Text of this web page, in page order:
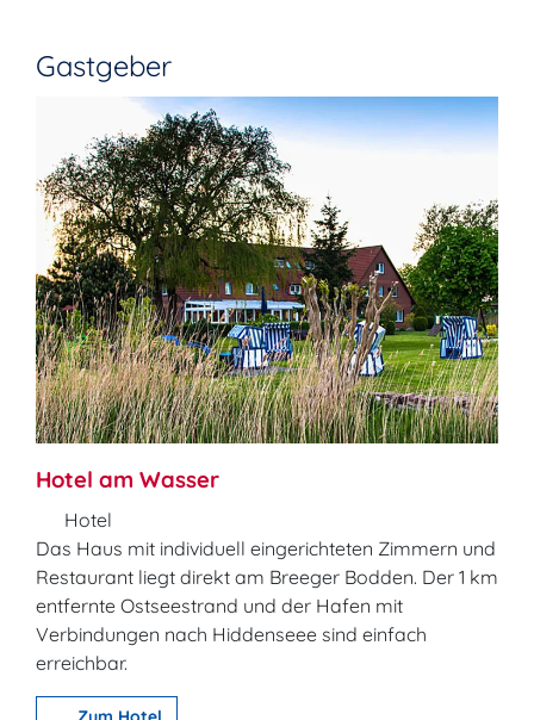
Gastgeber
Hotel am Wasser
Hotel
Das Haus mit individuell eingerichteten Zimmern und
Restaurant liegt direkt am Breeger Bodden. Der 1 km
entfernte Ostseestrand und der Hafen mit
Verbindungen nach Hiddenseee sind einfach
erreichbar.